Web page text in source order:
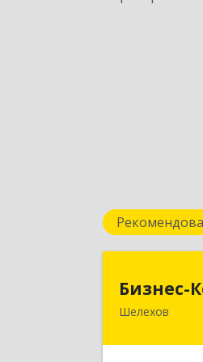
Бизнес-
Шелехов666034,